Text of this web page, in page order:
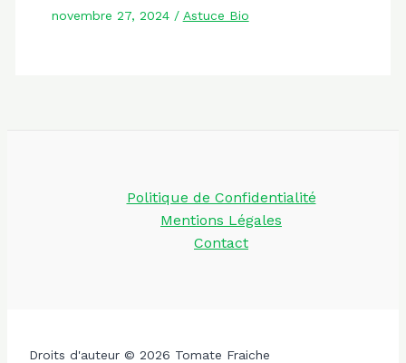
novembre 27, 2024 / Astuce Bio
Politique de Confidentialité
Mentions Légales
Contact
Droits d'auteur © 2026 Tomate Fraiche